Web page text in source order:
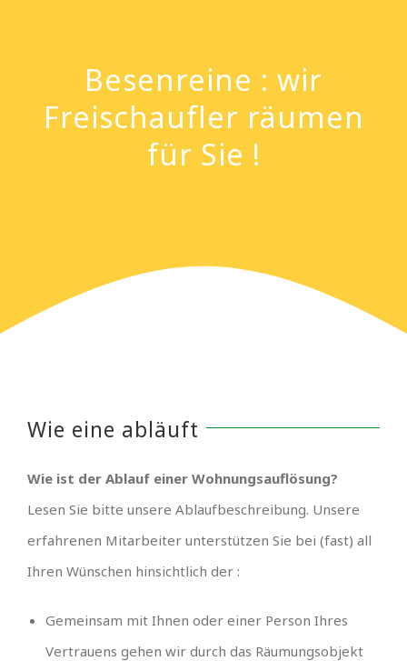
Besenreine : wir
Freischaufler räumen
für Sie !
Wie eine abläuft
Wie ist der Ablauf einer Wohnungsauflösung?
Lesen Sie bitte unsere Ablaufbeschreibung. Unsere
erfahrenen Mitarbeiter unterstützen Sie bei (fast) all
Ihren Wünschen hinsichtlich der :
Gemeinsam mit Ihnen oder einer Person Ihres
Vertrauens gehen wir durch das Räumungsobjekt